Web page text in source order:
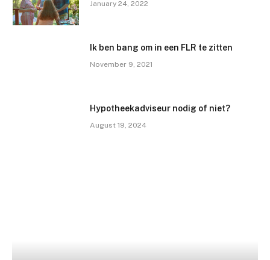
January 24, 2022
Ik ben bang om in een FLR te zitten
November 9, 2021
Hypotheekadviseur nodig of niet?
August 19, 2024